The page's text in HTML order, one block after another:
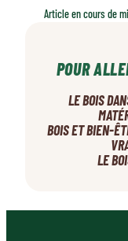
Article en cours de
POUR
LE BOIS
BOIS ET BIEN-
LE